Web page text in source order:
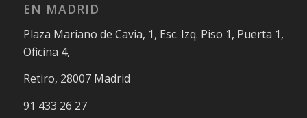
EN MADRID
Plaza Mariano de Cavia, 1, Esc. Izq. Piso 1, Puerta 1,
Oficina 4,
Retiro, 28007 Madrid
91 433 26 27